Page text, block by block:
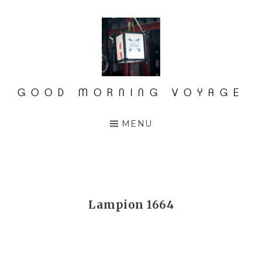
GOOD MORNING VOYAGE
MENU
Lampion 1664